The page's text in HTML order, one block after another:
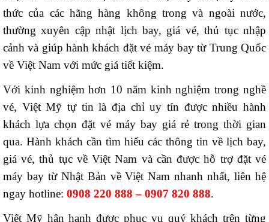
thức của các hãng hàng không trong và ngoài nước,
thường xuyên cập nhật lịch bay, giá vé, thủ tục nhập
cảnh và giúp hành khách đặt vé máy bay từ Trung Quốc
về Việt Nam với mức giá tiết kiệm.
Với kinh nghiệm hơn 10 năm kinh nghiệm trong nghề
vé, Việt Mỹ tự tin là địa chỉ uy tín được nhiều hành
khách lựa chọn đặt vé máy bay giá rẻ trong thời gian
qua. Hành khách cần tìm hiểu các thông tin về lịch bay,
giá vé, thủ tục về Việt Nam và cần được hỗ trợ đặt vé
máy bay từ Nhật Bản về Việt Nam nhanh nhất, liên hệ
ngay hotline: 0908 220 888 – 0907 820 888.
Việt Mỹ hân hạnh được phục vụ quý khách trên từng